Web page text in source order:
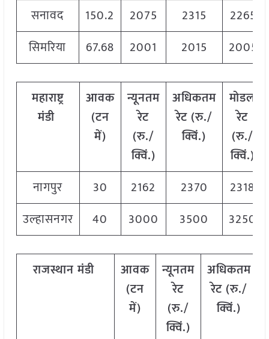
सनावद
150.2 2075 2315
2265
सिमरिया
67.68 2001 2015 2005
महाराष्ट्र
मंडी
आवक
(टन
में)
न्यूनतम
रेट
(रु./
क्विं.)
अधिकतम
रेट (रु./
क्विं.)
मोडल
रेट
(रु./
क्विं.)
नागपुर
30 2162 2370
2318
उल्हासनगर
40 3000 3500 3250
राजस्थानमंडी
आवक
(टन
में)
न्यूनतम
रेट
(रु./
क्विं.)
अधिकतम
रेट (रु./
क्विं.)